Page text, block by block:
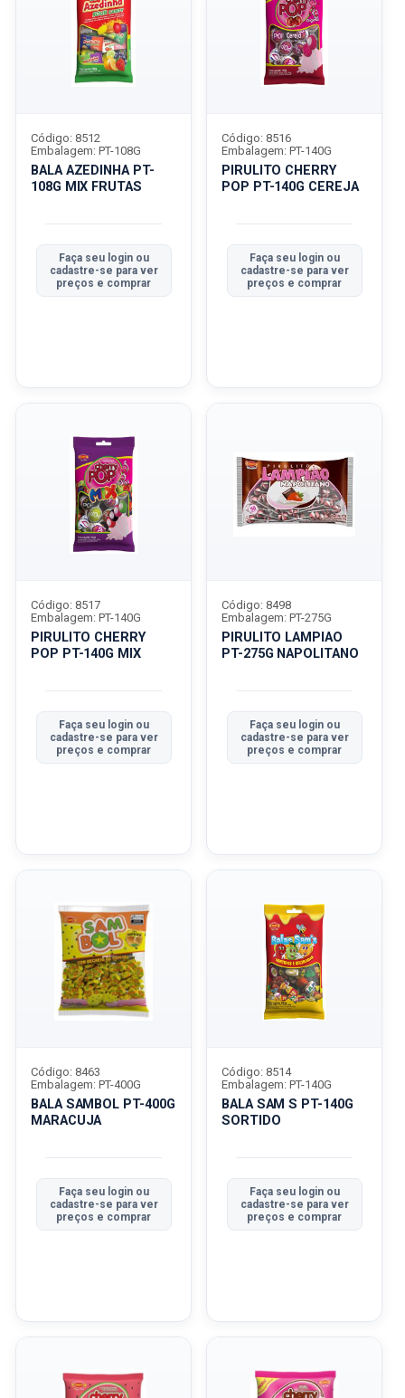
BALA AZEDINHA PT-
108G MIX FRUTAS
Código: 8512
Embalagem: PT-108G
Faça seu login ou
cadastre-se para ver
preços e comprar
PIRULITO CHERRY
POP PT-140G CEREJA
Código: 8516
Embalagem: PT-140G
Faça seu login ou
cadastre-se para ver
preços e comprar
PIRULITO CHERRY
POP PT-140G MIX
Código: 8517
Embalagem: PT-140G
Faça seu login ou
cadastre-se para ver
preços e comprar
PIRULITO LAMPIAO
PT-275G NAPOLITANO
Código: 8498
Embalagem: PT-275G
Faça seu login ou
cadastre-se para ver
preços e comprar
BALA SAMBOL PT-400G
MARACUJA
Código: 8463
Embalagem: PT-400G
Faça seu login ou
cadastre-se para ver
preços e comprar
BALA SAM S PT-140G
SORTIDO
Código: 8514
Embalagem: PT-140G
Faça seu login ou
cadastre-se para ver
preços e comprar